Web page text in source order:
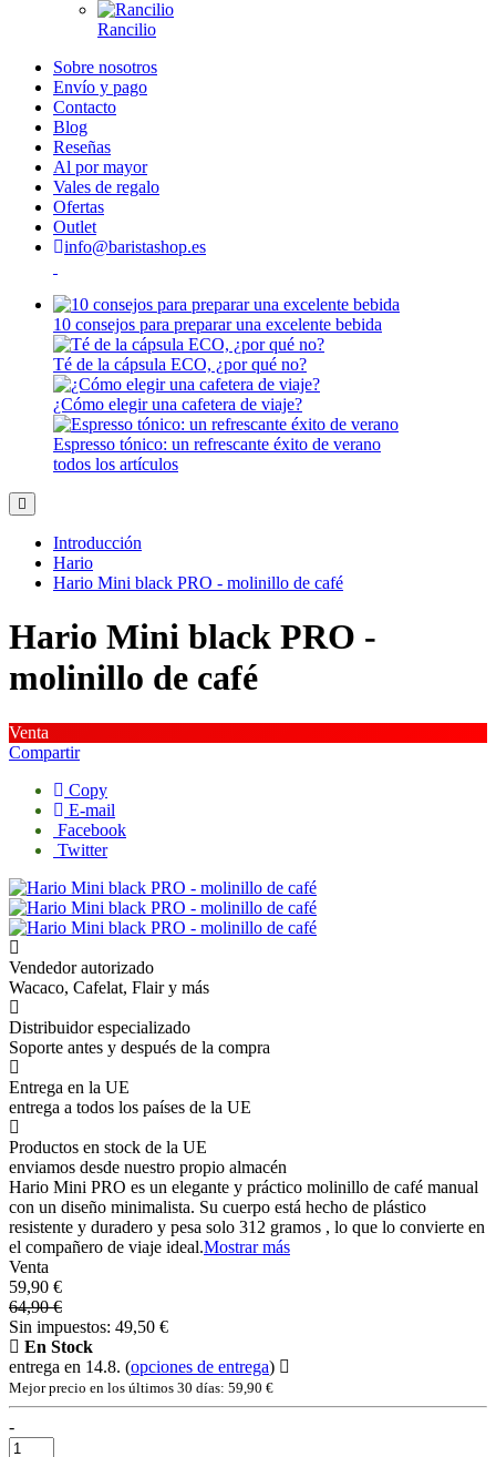
Rancilio
Sobre nosotros
Envío y pago
Contacto
Blog
Reseñas
Al por mayor
Vales de regalo
Ofertas
Outlet
info@baristashop.es
10 consejos para preparar una excelente bebida
Té de la cápsula ECO, ¿por qué no?
¿Cómo elegir una cafetera de viaje?
Espresso tónico: un refrescante éxito de verano
todos los artículos
Introducción
Hario
Hario Mini black PRO - molinillo de café
Hario Mini black PRO -
molinillo de café
Venta
Compartir
Copy
E-mail
Facebook
Twitter
Vendedor autorizado
Wacaco, Cafelat, Flair y más
Distribuidor especializado
Soporte antes y después de la compra
Entrega en la UE
entrega a todos los países de la UE
Productos en stock de la UE
enviamos desde nuestro propio almacén
Hario Mini PRO es un elegante y práctico molinillo de café manual
con un diseño minimalista. Su cuerpo está hecho de plástico
resistente y duradero y pesa solo 312 gramos , lo que lo convierte en
el compañero de viaje ideal.Mostrar más
Venta
59,90 €
64,90 €
Sin impuestos: 49,50 €
En Stock
entrega en 14.8. (opciones de entrega)
Mejor precio en los últimos 30 días: 59,90 €
-